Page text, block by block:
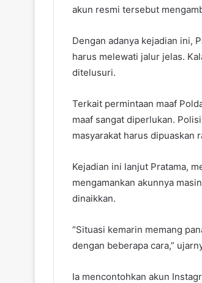
akun resmi tersebut
Dengan adanya kejadian ini,
harus melewati jalur jelas.
ditelusuri.
Terkait permintaan maaf
maaf sangat diperlukan.
masyarakat harus dipuaskan
Kejadian ini lanjut Pratama,
mengamankan akunnya
dinaikkan.
“Situasi kemarin memang
dengan beberapa cara,”
Ia mencontohkan akun